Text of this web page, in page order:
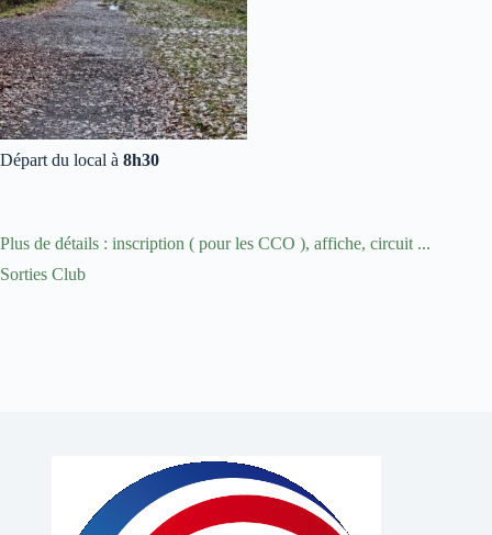
Départ du local à 8h30
Plus de détails : inscription ( pour les CCO ), affiche, circuit ...
Sorties Club